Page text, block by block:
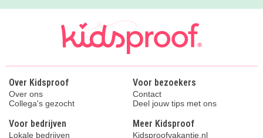
Over Kidsproof
Over ons
Collega's gezocht
Voor bezoekers
Contact
Deel jouw tips met ons
Voor bedrijven
Lokale bedrijven
Meer Kidsproof
Kidsproofvakantie.nl